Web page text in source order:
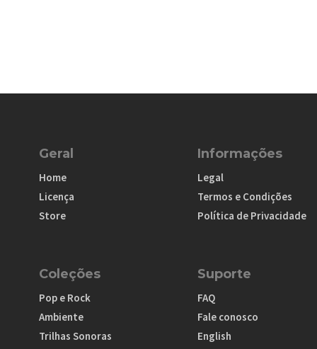
Geral
Home
Licença
Store
Informações
Legal
Termos e Condições
Política de Privacidade
Coleções
Pop e Rock
Ambiente
Trilhas Sonoras
Suporte
FAQ
Fale conosco
English